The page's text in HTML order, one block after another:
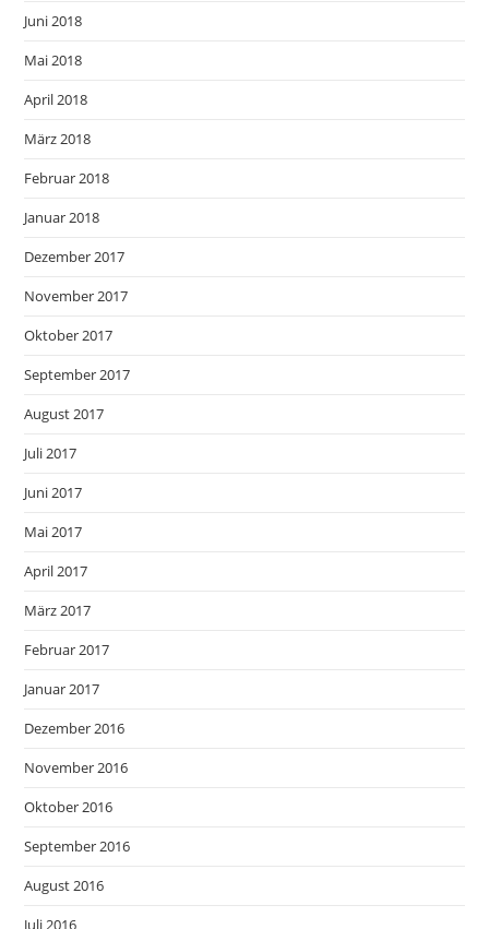
Juni 2018
Mai 2018
April 2018
März 2018
Februar 2018
Januar 2018
Dezember 2017
November 2017
Oktober 2017
September 2017
August 2017
Juli 2017
Juni 2017
Mai 2017
April 2017
März 2017
Februar 2017
Januar 2017
Dezember 2016
November 2016
Oktober 2016
September 2016
August 2016
Juli 2016